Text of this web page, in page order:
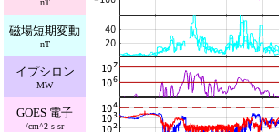
nT
磁場短期変動
nT
イプシロン
MW
GOES 電子
/cm^2 s sr